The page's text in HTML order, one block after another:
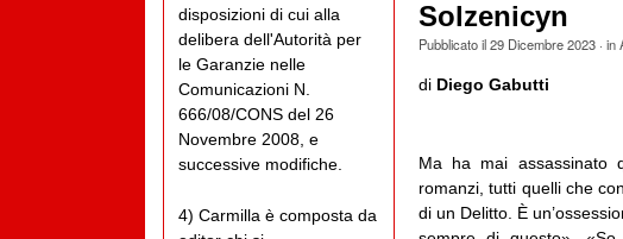
Solzenicyn
Pubblicato il29 Dicembre 2023· in
di Diego Gabutti
Ma ha mai assassinato
romanzi, tutti quelli che
di un Delitto. È
disposizioni di cui alla
delibera dell'Autorità per
le Garanzie nelle
Comunicazioni N.
666/08/CONS del 26
Novembre 2008, e
successive modifiche.
4) Carmilla è composta da